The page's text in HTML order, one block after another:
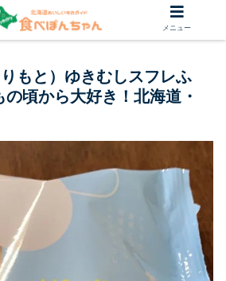
もと）ゆきむしスフレふ
頃から大好き！北海道・
メニュー